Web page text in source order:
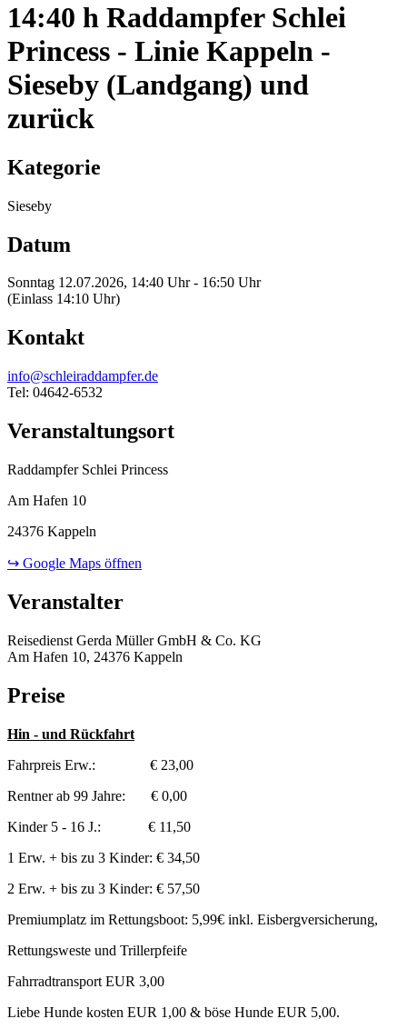
14:40 h Raddampfer Schlei
Princess - Linie Kappeln -
Sieseby (Landgang) und
zurück
Kategorie
Sieseby
Datum
Sonntag 12.07.2026, 14:40 Uhr - 16:50 Uhr
(Einlass 14:10 Uhr)
Kontakt
info@schleiraddampfer.de
Tel: 04642-6532
Veranstaltungsort
Raddampfer Schlei Princess
Am Hafen 10
24376 Kappeln
↪ Google Maps öffnen
Veranstalter
Reisedienst Gerda Müller GmbH & Co. KG
Am Hafen 10, 24376 Kappeln
Preise
Hin - und Rückfahrt
Fahrpreis Erw.: € 23,00
Rentner ab 99 Jahre: € 0,00
Kinder 5 - 16 J.: € 11,50
1 Erw. + bis zu 3 Kinder: € 34,50
2 Erw. + bis zu 3 Kinder: € 57,50
Premiumplatz im Rettungsboot: 5,99€ inkl. Eisbergversicherung,
Rettungsweste und Trillerpfeife
Fahrradtransport EUR 3,00
Liebe Hunde kosten EUR 1,00 & böse Hunde EUR 5,00.